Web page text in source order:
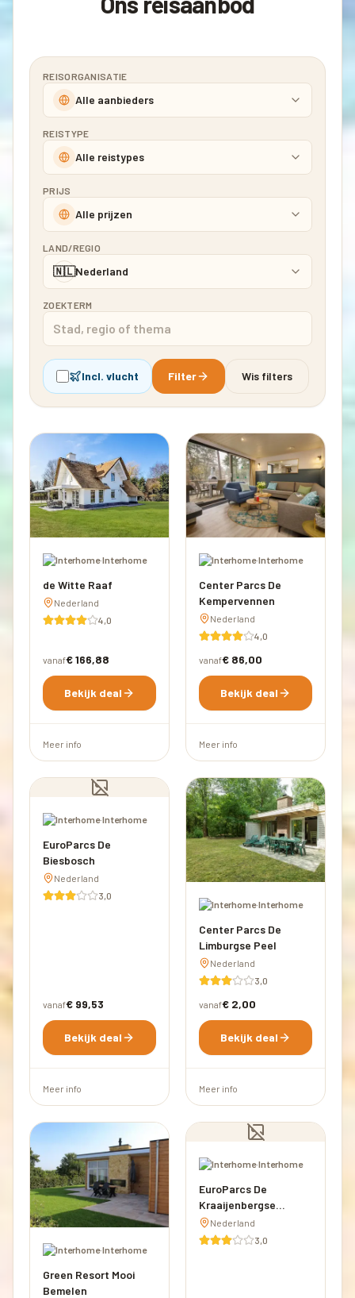
REISORGANISATIE
Alle aanbieders
REISTYPE
Alle reistypes
PRIJS
Alle prijzen
LAND/REGIO
🇳🇱Nederland
ZOEKTERM
Incl. vlucht Filter Wis filters
·Interhome
de Witte Raaf
Nederland
4,0
vanaf€ 166,88
Bekijk deal
Meer info
·Interhome
Center Parcs De
Kempervennen
Nederland
4,0
vanaf€ 86,00
Bekijk deal
Meer info
·Interhome
EuroParcs De
Biesbosch
Nederland
3,0
vanaf€ 99,53
Bekijk deal
Meer info
·Interhome
Center Parcs De
Limburgse Peel
Nederland
3,0
vanaf€ 2,00
Bekijk deal
Meer info
·Interhome
Green Resort Mooi
Bemelen
·Interhome
EuroParcs De
Kraaijenbergse
Plassen
Nederland
3,0